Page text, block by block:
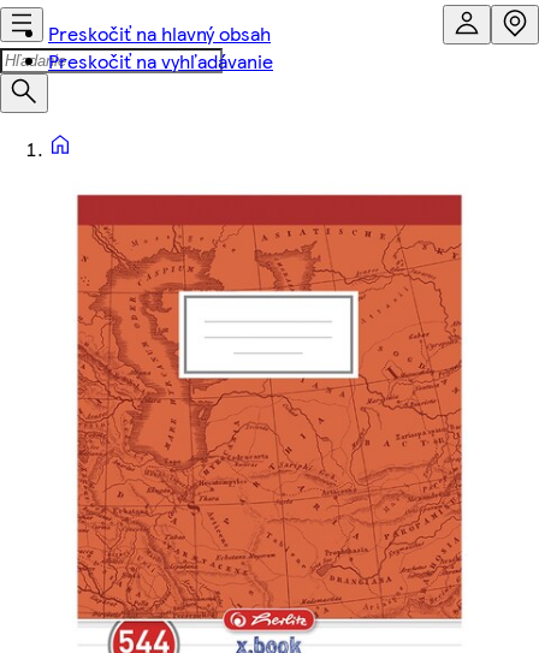
Preskočiť na hlavný obsah
Preskočiť na vyhľadávanie